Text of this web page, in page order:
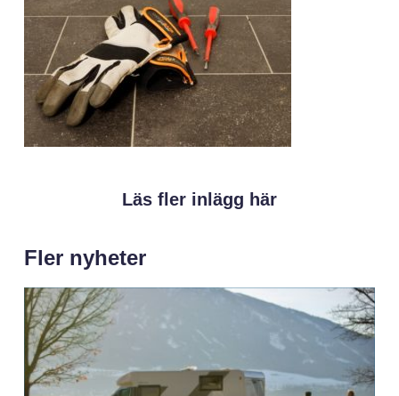
Läs fler inlägg här
Fler nyheter